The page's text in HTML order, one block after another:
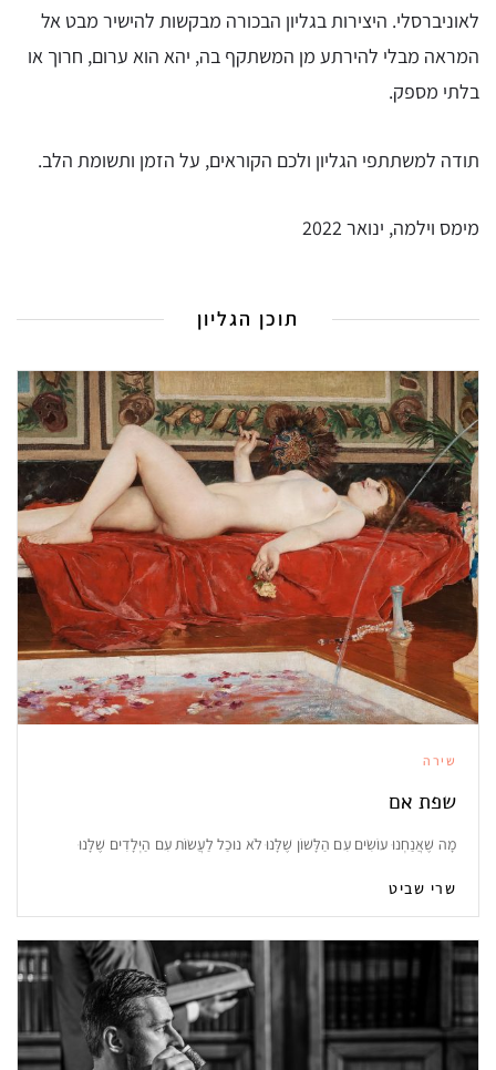
לאוניברסלי. היצירות בגליון הבכורה מבקשות להישיר מבט אל
המראה מבלי להירתע מן המשתקף בה, יהא הוא ערום, חרוך או
בלתי מספק.
תודה למשתתפי הגליון ולכם הקוראים, על הזמן ותשומת הלב.
מימס וילמה, ינואר 2022
תוכן הגליון
שירה
שפת אם
מָה שֶׁאֲנַחְנוּ עוֹשִׂים עִם הַלָּשׁוֹן שֶׁלָּנוּ לֹא נוּכַל לַעֲשׂוֹת עִם הַיְּלָדִים שֶׁלָּנוּ
שרי שביט